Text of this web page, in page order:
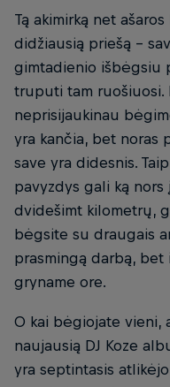
Tą akimirką net
didžiausią priešą –
gimtadienio išbėgsiu
truputi tam ruošiuosi.
neprisijaukinau
yra kančia, bet noras
save yra didesnis.
pavyzdys gali ką
dvidešimt kilometrų,
bėgsite su draugais
prasmingą darbą,
gryname ore.
O kai bėgiojate vieni,
naujausią DJ Koze
yra septintasis